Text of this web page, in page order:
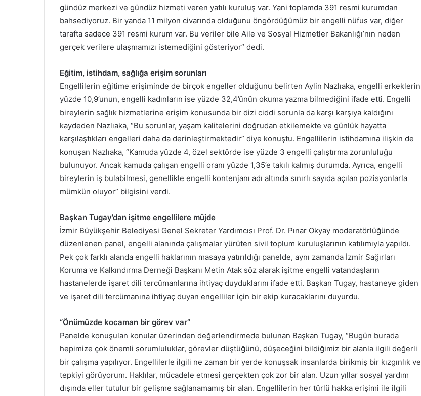
gündüz merkezi ve gündüz hizmeti veren yatılı kuruluş var. Yani toplamda 391 resmi kurumdan
bahsediyoruz. Bir yanda 11 milyon civarında olduğunu öngördüğümüz bir engelli nüfus var, diğer
tarafta sadece 391 resmi kurum var. Bu veriler bile Aile ve Sosyal Hizmetler Bakanlığı’nın neden
gerçek verilere ulaşmamızı istemediğini gösteriyor” dedi.
Eğitim, istihdam, sağlığa erişim sorunları
Engellilerin eğitime erişiminde de birçok engeller olduğunu belirten Aylin Nazlıaka, engelli erkeklerin
yüzde 10,9’unun, engelli kadınların ise yüzde 32,4’ünün okuma yazma bilmediğini ifade etti. Engelli
bireylerin sağlık hizmetlerine erişim konusunda bir dizi ciddi sorunla da karşı karşıya kaldığını
kaydeden Nazlıaka, “Bu sorunlar, yaşam kalitelerini doğrudan etkilemekte ve günlük hayatta
karşılaştıkları engelleri daha da derinleştirmektedir” diye konuştu. Engellilerin istihdamına ilişkin de
konuşan Nazlıaka, “Kamuda yüzde 4, özel sektörde ise yüzde 3 engelli çalıştırma zorunluluğu
bulunuyor. Ancak kamuda çalışan engelli oranı yüzde 1,35’e takılı kalmış durumda. Ayrıca, engelli
bireylerin iş bulabilmesi, genellikle engelli kontenjanı adı altında sınırlı sayıda açılan pozisyonlarla
mümkün oluyor” bilgisini verdi.
Başkan Tugay’dan işitme engellilere müjde
İzmir Büyükşehir Belediyesi Genel Sekreter Yardımcısı Prof. Dr. Pınar Okyay moderatörlüğünde
düzenlenen panel, engelli alanında çalışmalar yürüten sivil toplum kuruluşlarının katılımıyla yapıldı.
Pek çok farklı alanda engelli haklarının masaya yatırıldığı panelde, aynı zamanda İzmir Sağırları
Koruma ve Kalkındırma Derneği Başkanı Metin Atak söz alarak işitme engelli vatandaşların
hastanelerde işaret dili tercümanlarına ihtiyaç duyduklarını ifade etti. Başkan Tugay, hastaneye giden
ve işaret dili tercümanına ihtiyaç duyan engelliler için bir ekip kuracaklarını duyurdu.
“Önümüzde kocaman bir görev var”
Panelde konuşulan konular üzerinden değerlendirmede bulunan Başkan Tugay, “Bugün burada
hepimize çok önemli sorumluluklar, görevler düştüğünü, düşeceğini bildiğimiz bir alanla ilgili değerli
bir çalışma yapılıyor. Engellilerle ilgili ne zaman bir yerde konuşsak insanlarda birikmiş bir kızgınlık ve
tepkiyi görüyorum. Haklılar, mücadele etmesi gerçekten çok zor bir alan. Uzun yıllar sosyal yardım
dışında eller tutulur bir gelişme sağlanamamış bir alan. Engellilerin her türlü hakka erişimi ile ilgili